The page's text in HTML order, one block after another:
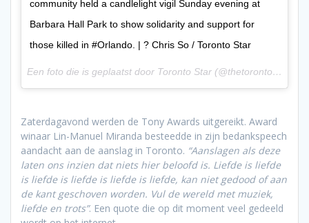
community held a candlelight vigil Sunday evening at
Barbara Hall Park to show solidarity and support for
those killed in #Orlando. | ? Chris So / Toronto Star
Een foto die is geplaatst door Toronto Star (@thetorontostar) op
Zaterdagavond werden de Tony Awards uitgereikt. Award
winaar Lin-Manuel Miranda besteedde in zijn bedankspeech
aandacht aan de aanslag in Toronto. “Aanslagen als deze
laten ons inzien dat niets hier beloofd is. Liefde is liefde
is liefde is liefde is liefde is liefde, kan niet gedood of aan
de kant geschoven worden. Vul de wereld met muziek,
liefde en trots”. Een quote die op dit moment veel gedeeld